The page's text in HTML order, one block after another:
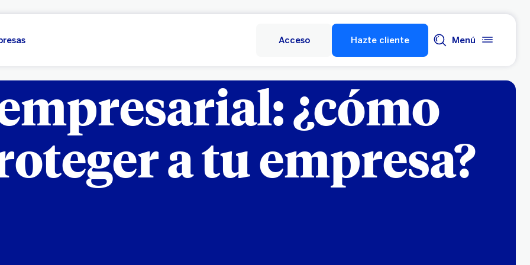
Acceso Hazte cliente Menú
¿cómo
a tu empresa?